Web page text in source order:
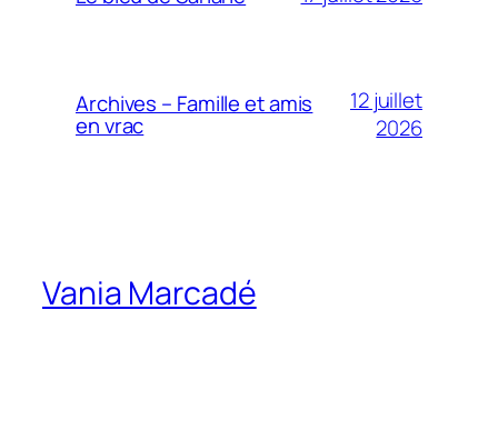
Archives – Famille et amis
en vrac
12 juillet
2026
Vania Marcadé